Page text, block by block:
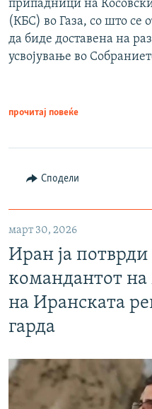
припадници на
(КБС) во Газа, со што се
да биде доставена на
усвојување во
прочитај повеќе
Сподели
март 30, 2026
Иран ја
командантот
на Иранската
гарда